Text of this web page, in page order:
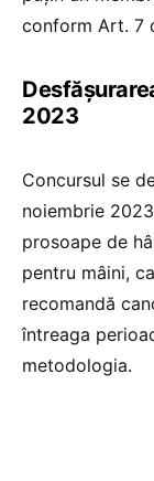
conform Art. 7
2023
Concursul se
noiembrie
prosoape de
pentru mâini,
recomandă
întreaga
metodologia.